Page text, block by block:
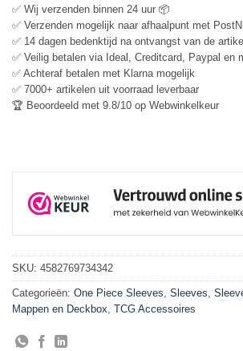
✅ Wij verzenden binnen 24 uur 📦
✅ Verzenden mogelijk naar afhaalpunt met
✅ 14 dagen bedenktijd na ontvangst van de
✅ Veilig betalen via Ideal, Creditcard, Paypal en
✅ Achteraf betalen met Klarna mogelijk
✅ 7000+ artikelen uit voorraad leverbaar
🏆 Beoordeeld met 9.8/10 op Webwinkelkeur
SKU: 4582769734342
Categorieën: One Piece Sleeves Sleeves
Mappen en Deckbox TCG Accessoires